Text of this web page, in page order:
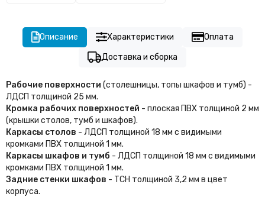
Описание Характеристики
Оплата
Доставка и сборка
Рабочие поверхности (столешницы, топы шкафов и тумб) -
ЛДСП толщиной 25 мм.
Кромка рабочих поверхностей - плоская ПВХ толщиной 2 мм
(крышки столов, тумб и шкафов).
Каркасы столов - ЛДСП толщиной 18 мм с видимыми
кромками ПВХ толщиной 1 мм.
Каркасы шкафов и тумб - ЛДСП толщиной 18 мм с видимыми
кромками ПВХ толщиной 1 мм.
Задние стенки шкафов - ТСН толщиной 3,2 мм в цвет
корпуса.